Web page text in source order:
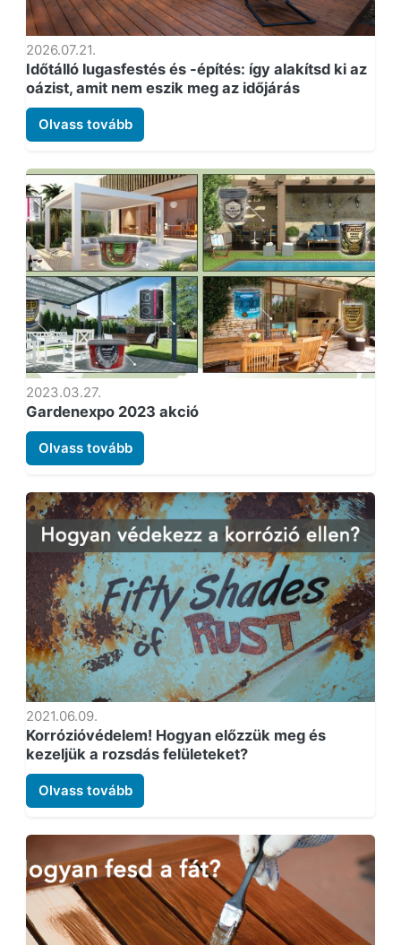
2026.07.21.
Időtálló lugasfestés és -építés: így alakítsd ki az
oázist, amit nem eszik meg az időjárás
Olvass tovább
2023.03.27.
Gardenexpo 2023 akció
Olvass tovább
2021.06.09.
Korrózióvédelem! Hogyan előzzük meg és
kezeljük a rozsdás felületeket?
Olvass tovább